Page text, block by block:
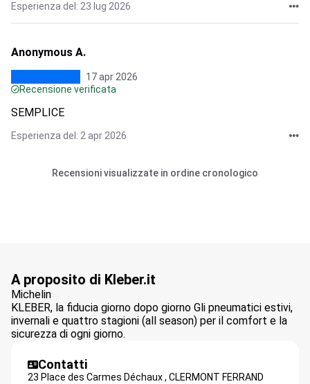
Esperienza del: 23 lug 2026
Anonymous A.
17 apr 2026
Recensione verificata
SEMPLICE
Esperienza del: 2 apr 2026
Recensioni visualizzate in ordine cronologico
A proposito di Kleber.it
Michelin
KLEBER, la fiducia giorno dopo giorno Gli pneumatici estivi,
invernali e quattro stagioni (all season) per il comfort e la
sicurezza di ogni giorno.
Contatti
23 Place des Carmes Déchaux , CLERMONT FERRAND